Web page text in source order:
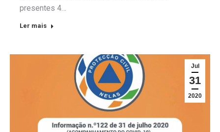
presentes 4…
Ler mais
Jul
31
2020